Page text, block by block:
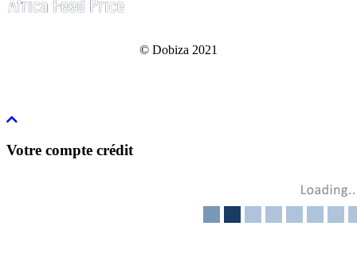
© Dobiza 2021
Votre compte crédit